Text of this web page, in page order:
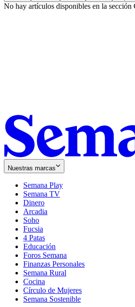
No hay artículos disponibles en la sección
Nuestras marcas
Semana Play
Semana TV
Dinero
Arcadia
Soho
in
new
window
Fucsia
in
new
window
4 Patas
Educación
Foros Semana
Finanzas Personales
Semana Rural
Cocina
Círculo de Mujeres
Semana Sostenible